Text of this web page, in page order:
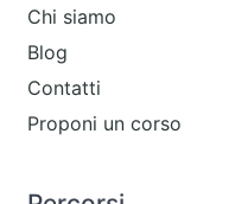
Chi siamo
Blog
Contatti
Proponi un corso